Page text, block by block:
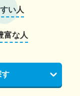
い人
富な人